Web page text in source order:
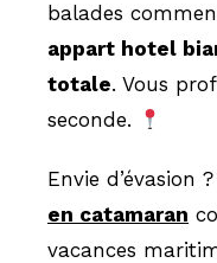
balades
appart hotel
totale. Vous
seconde.
Envie d’évasion
en catamaran
vacances